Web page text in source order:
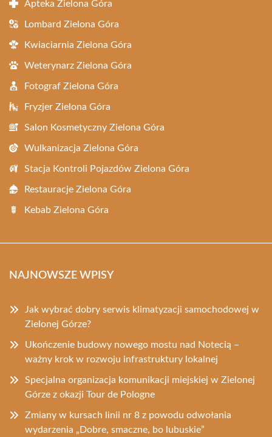
Apteka Zielona Góra
Lombard Zielona Góra
Kwiaciarnia Zielona Góra
Weterynarz Zielona Góra
Fotograf Zielona Góra
Fryzjer Zielona Góra
Salon Kosmetyczny Zielona Góra
Wulkanizacja Zielona Góra
Stacja Kontroli Pojazdów Zielona Góra
Restauracje Zielona Góra
Kebab Zielona Góra
NAJNOWSZE WPISY
Jak wybrać dobry serwis klimatyzacji samochodowej w
Zielonej Górze?
Ukończenie budowy nowego mostu nad Notecią –
ważny krok w rozwoju infrastruktury lokalnej
Specjalna organizacja komunikacji miejskiej w Zielonej
Górze z okazji Tour de Pologne
Zmiany w kursach linii nr 8 z powodu odwołania
wydarzenia „Dobre, smaczne, bo lubuskie”